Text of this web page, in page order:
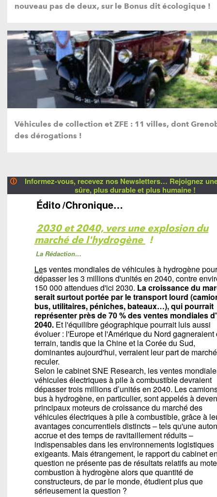
nouveau pas de deux, sur le Bonus dit écologique !
Véhicules de collection et ZFE : 11 villes, dont
des dérogations !
🛈
Informez-vous, recevez nos Newsletters… Rejoignez
sûre, plus durable et plus humaine !
Édito/Chronique…
2030 et 2040, vers une explosion du
marché de l'hydrogène !
La Rédaction…
Les ventes mondiales de véhicules à hydrogène
dépasser les 3 millions d'unités en 2040, contre
150 000 attendues d'ici 2030. La croissance du
serait surtout portée par le transport lourd
bus, utilitaires, péniches, bateaux…), qui pourrait
représenter près de 70 % des ventes mondiales
2040. Et l'équilibre géographique pourrait luis aussi
évoluer : l'Europe et l'Amérique du Nord gagneraient
terrain, tandis que la Chine et la Corée du Sud,
dominantes aujourd'hui, verraient leur part de marché
reculer.
Selon le cabinet SNE Research, les ventes
véhicules électriques à pile à combustible devraient
dépasser trois millions d’unités en 2040. Les
bus à hydrogène, en particulier, sont appelés à
principaux moteurs de croissance du marché des
véhicules électriques à pile à combustible, grâce à
avantages concurrentiels distincts – tels qu'une
accrue et des temps de ravitaillement réduits –
indispensables dans les environnements logistiques
exigeants. Mais étrangement, le rapport du cabinet
question ne présente pas de résultats relatifs au
combustion à hydrogène alors que quantité de
constructeurs, de par le monde, étudient plus que
sérieusement la question ?